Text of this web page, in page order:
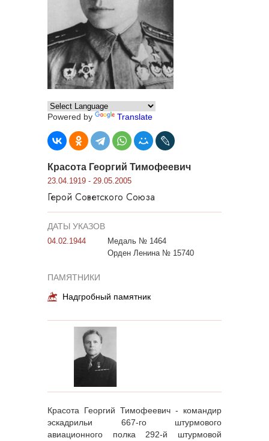
Powered by Translate
Красота Георгий Тимофеевич
23.04.1919 - 29.05.2005
Герой Советского Союза
ДАТЫ УКАЗОВ
04.02.1944
Медаль № 1464
Орден Ленина № 15740
ПАМЯТНИКИ
Надгробный памятник
Красота Георгий Тимофеевич - командир
эскадрильи 667-го штурмового
авиационного полка 292-й штурмовой